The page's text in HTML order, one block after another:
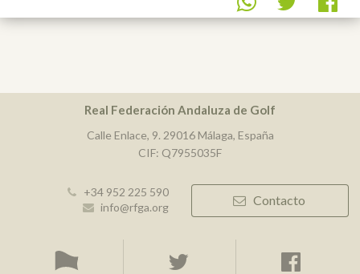
Real Federación Andaluza de Golf
Calle Enlace, 9. 29016 Málaga, España
CIF: Q7955035F
+34 952 225 590
info@rfga.org
Contacto